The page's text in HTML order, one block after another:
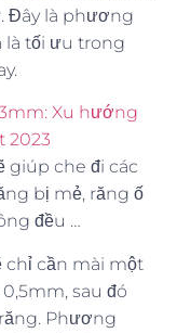
Đây là phương
là tối ưu trong
giúp che đi các
bị mẻ, răng ố
đều …
chỉ cần mài một
sau đó
Phương